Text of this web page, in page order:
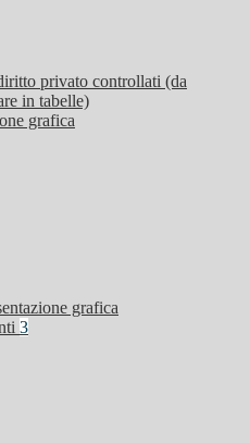
privato controllati (da
in tabelle)
grafica
grafica
3